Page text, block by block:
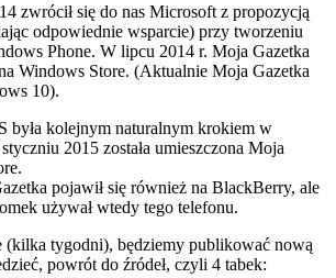
zwrócił się do nas Microsoft z propozycją
odpowiednie wsparcie) przy tworzeniu
Phone. W lipcu 2014 r. Moja Gazetka
Windows Store. (Aktualnie Moja Gazetka
10).
była kolejnym naturalnym krokiem w
2015 została umieszczona Moja
pojawił się również na BlackBerry, ale
używał wtedy tego telefonu.
(kilka tygodni), będziemy publikować nową
powrót do źródeł, czyli 4 tabek: